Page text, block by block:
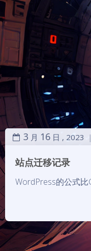
3 月 16 日 , 2023 |
站点迁移记录
WordPress的公式